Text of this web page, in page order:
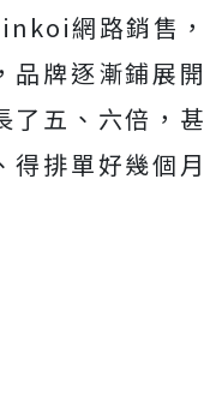
網路銷售，
品牌逐漸鋪展開
了五、六倍，甚
得排單好幾個月